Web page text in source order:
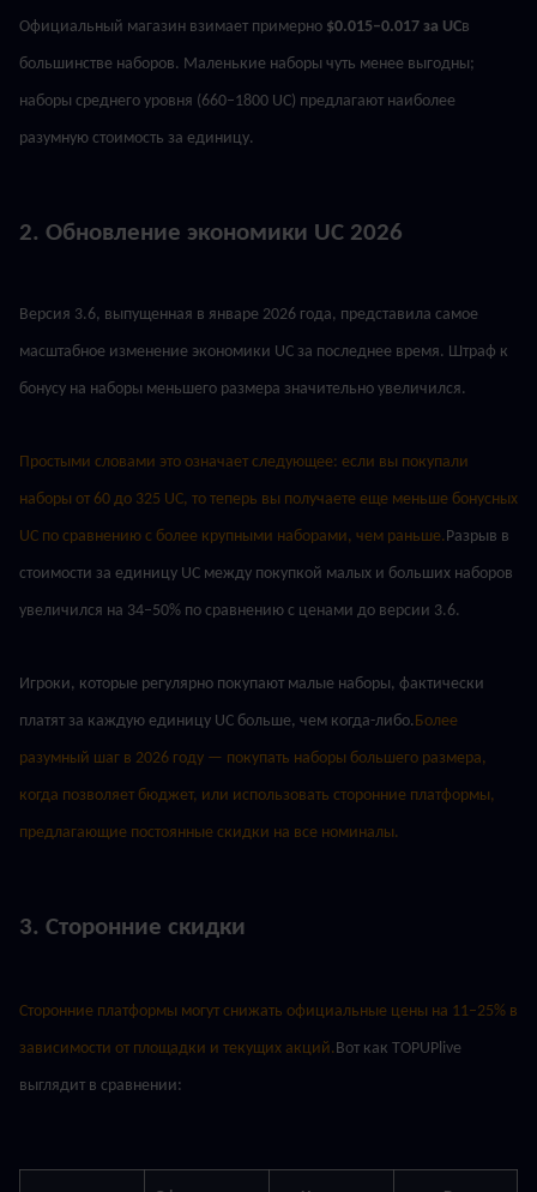
Официальный магазин взимает примерно $0.015–0.017 за UCв
большинстве наборов. Маленькие наборы чуть менее выгодны;
наборы среднего уровня (660–1800 UC) предлагают наиболее
разумную стоимость за единицу.
2. Обновление экономики UC 2026
Версия 3.6, выпущенная в январе 2026 года, представила самое
масштабное изменение экономики UC за последнее время. Штраф к
бонусу на наборы меньшего размера значительно увеличился.
Простыми словами это означает следующее: если вы покупали
наборы от 60 до 325 UC, то теперь вы получаете еще меньше бонусных
UC по сравнению с более крупными наборами, чем раньше.Разрыв в
стоимости за единицу UC между покупкой малых и больших наборов
увеличился на 34–50% по сравнению с ценами до версии 3.6.
Игроки, которые регулярно покупают малые наборы, фактически
платят за каждую единицу UC больше, чем когда-либо.Более
разумный шаг в 2026 году — покупать наборы большего размера,
когда позволяет бюджет, или использовать сторонние платформы,
предлагающие постоянные скидки на все номиналы.
3. Сторонние скидки
Сторонние платформы могут снижать официальные цены на 11–25% в
зависимости от площадки и текущих акций.Вот как TOPUPlive
выглядит в сравнении: